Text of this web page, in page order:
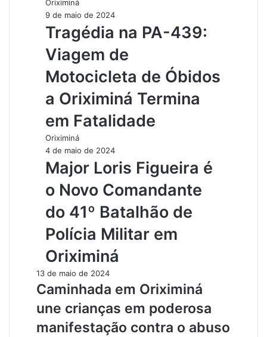
Oriximiná
9 de maio de 2024
Tragédia na PA-439:
Viagem de
Motocicleta de Óbidos
a Oriximiná Termina
em Fatalidade
Oriximiná
4 de maio de 2024
Major Loris Figueira é
o Novo Comandante
do 41º Batalhão de
Polícia Militar em
Oriximiná
13 de maio de 2024
Caminhada em Oriximiná
une crianças em poderosa
manifestação contra o abuso